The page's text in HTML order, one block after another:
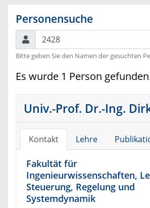
Personensuche
Suchen
Bitte geben Sie den Namen der gesuchten
Es wurde 1 Person
Univ.-Prof. Dr.-Ing.
Kontakt Lehre
Fakultät für
Ingenieurwissenschaften,
Steuerung, Regelung und
Systemdynamik